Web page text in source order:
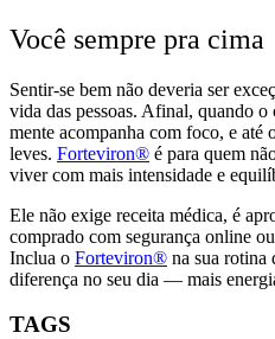
Você sempre pra cima
Sentir-se bem não deveria ser
vida das pessoas. Afinal, quando
mente acompanha com foco, e até
leves. Forteviron® é para quem
viver com mais intensidade e
Ele não exige receita médica, é
comprado com segurança online
Inclua o Forteviron® na sua rotina
diferença no seu dia — mais
TAGS